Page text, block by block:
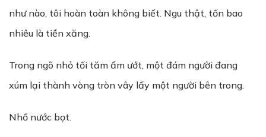
như nào, tôi hoàn toàn không biết. Ngu thật, tốn bao
nhiêu là tiền xăng.
Trong ngõ nhỏ tối tăm ẩm ướt, một đám người đang
xúm lại thành vòng tròn vây lấy một người bên trong.
Nhổ nước bọt.